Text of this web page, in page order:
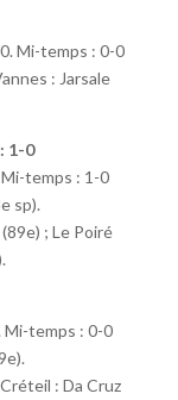
Mi-temps : 0-0
: Jarsale
1-0
temps : 1-0
sp).
; Le Poiré
Mi-temps : 0-0
: Da Cruz